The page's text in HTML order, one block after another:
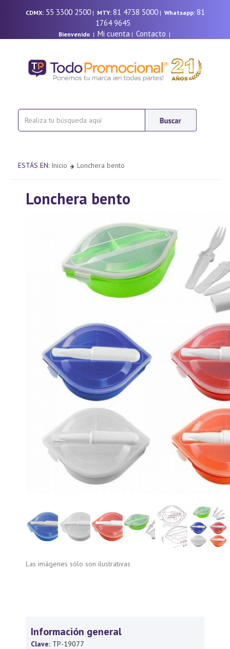
CDMX: 55 3300 2500| MTY: 81 4738 5000| Whatsapp: 81
1764 9645
Bienvenido| Mi cuenta | Contacto |
ESTÁS EN: Inicio Lonchera bento
Lonchera bento
Las imágenes sólo son ilustrativas
Información general
Clave: TP-19077